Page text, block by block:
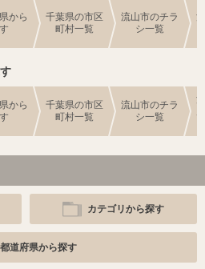
から
千葉県の市区
町村一覧
流山市のチラ
シ一覧
から
千葉県の市区
町村一覧
流山市のチラ
シ一覧
カテゴリから探す
都道府県から探す